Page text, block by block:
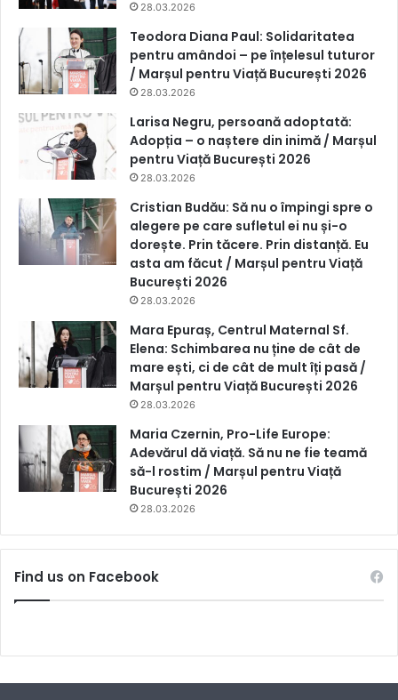
28.03.2026
Teodora Diana Paul: Solidaritatea
pentru amândoi – pe înțelesul tuturor
/ Marșul pentru Viață București 2026
28.03.2026
Larisa Negru, persoană adoptată:
Adopția – o naștere din inimă / Marșul
pentru Viață București 2026
28.03.2026
Cristian Budău: Să nu o împingi spre o
alegere pe care sufletul ei nu și-o
dorește. Prin tăcere. Prin distanță. Eu
asta am făcut / Marșul pentru Viață
București 2026
28.03.2026
Mara Epuraș, Centrul Maternal Sf.
Elena: Schimbarea nu ține de cât de
mare ești, ci de cât de mult îți pasă /
Marșul pentru Viață București 2026
28.03.2026
Maria Czernin, Pro-Life Europe:
Adevărul dă viață. Să nu ne fie teamă
să-l rostim / Marșul pentru Viață
București 2026
28.03.2026
Find us on Facebook